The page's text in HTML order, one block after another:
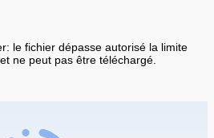
le fichier dépasse autorisé la limite
ne peut pas être téléchargé.